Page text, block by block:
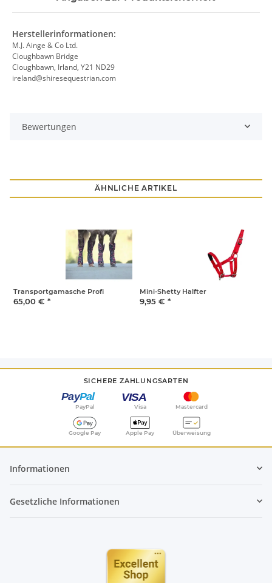
Herstellerinformationen:
M.J. Ainge & Co Ltd.
Cloughbawn Bridge
Cloughbawn, Irland, Y21 ND29
ireland@shiresequestrian.com
Bewertungen
ÄHNLICHE ARTIKEL
Transportgamasche Profi
65,00 € *
Mini-Shetty Halfter
9,95 € *
SICHERE ZAHLUNGSARTEN
PayPal Visa Mastercard
Google Pay Apple Pay Überweisung
Informationen
Gesetzliche Informationen